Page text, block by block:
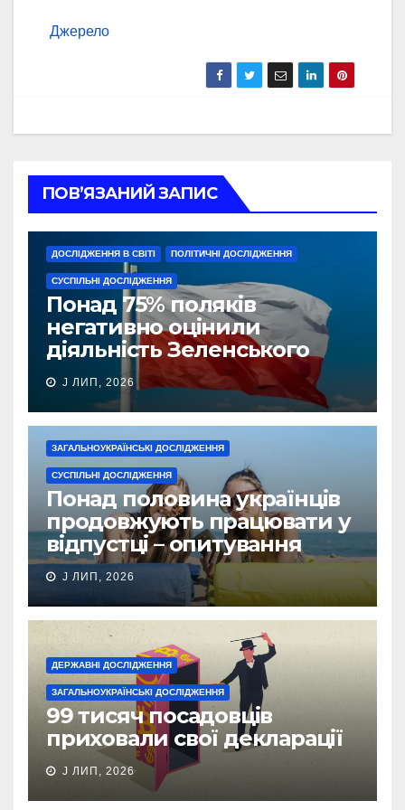
Джерело
ПОВ’ЯЗАНИЙ ЗАПИС
ДОСЛІДЖЕННЯ В СВІТІ ПОЛІТИЧНІ ДОСЛІДЖЕННЯ
СУСПІЛЬНІ ДОСЛІДЖЕННЯ
Понад 75% поляків
негативно оцінили
діяльність Зеленського
J ЛИП, 2026
ЗАГАЛЬНОУКРАЇНСЬКІ ДОСЛІДЖЕННЯ
СУСПІЛЬНІ ДОСЛІДЖЕННЯ
Понад половина українців
продовжують працювати у
відпустці – опитування
J ЛИП, 2026
ДЕРЖАВНІ ДОСЛІДЖЕННЯ
ЗАГАЛЬНОУКРАЇНСЬКІ ДОСЛІДЖЕННЯ
99 тисяч посадовців
приховали свої декларації
J ЛИП, 2026